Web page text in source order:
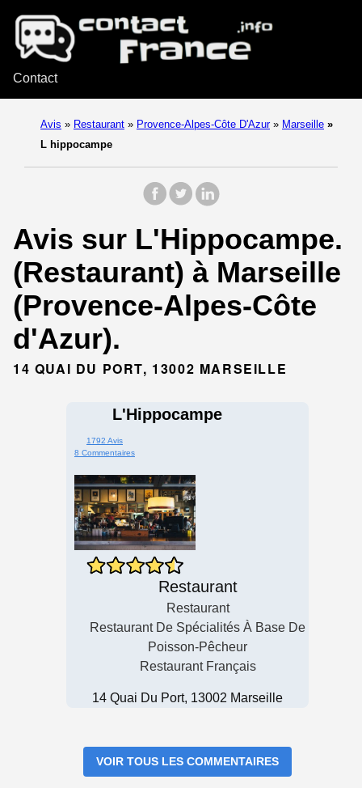
Contact
Avis » Restaurant » Provence-Alpes-Côte D'Azur » Marseille »
L hippocampe
Avis sur L'Hippocampe.
(Restaurant) à Marseille
(Provence-Alpes-Côte
d'Azur).
14 QUAI DU PORT, 13002 MARSEILLE
L'Hippocampe
1792 Avis
8 Commentaires
Restaurant
Restaurant
Restaurant De Spécialités À Base De
Poisson-Pêcheur
Restaurant Français
14 Quai Du Port, 13002 Marseille
VOIR TOUS LES COMMENTAIRES